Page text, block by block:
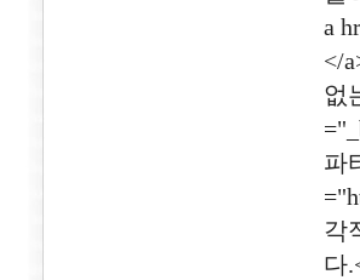
a
</
없
파
각
다